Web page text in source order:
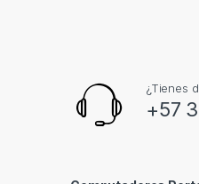
¿Tienes
+57